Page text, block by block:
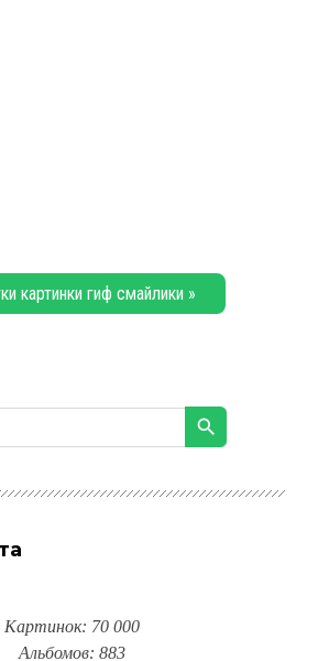
картинки гиф смайлики »
Картинок: 70 000
Альбомов: 883